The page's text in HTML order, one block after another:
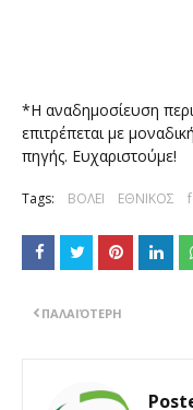
*Η αναδημοσίευση
επιτρέπεται με
πηγής. Ευχαριστούμε!
Tags: ΒΟΛΕΙ ΕΘΝΙΚΟΣ
ΠΑΛΑΙΌΤΕΡΗ